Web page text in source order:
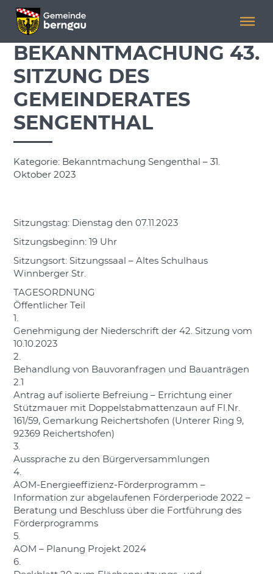
Menü überspringen
Menü überspringen
BEKANNTMACHUNG 43.
SITZUNG DES
GEMEINDERATES
SENGENTHAL
Kategorie: Bekanntmachung Sengenthal – 31.
Oktober 2023
Sitzungstag: Dienstag den 07.11.2023
Sitzungsbeginn: 19 Uhr
Sitzungsort: Sitzungssaal – Altes Schulhaus
Winnberger Str.
TAGESORDNUNG
Öffentlicher Teil
1.
Genehmigung der Niederschrift der 42. Sitzung vom
10.10.2023
2.
Behandlung von Bauvoranfragen und Bauanträgen
2.1
Antrag auf isolierte Befreiung – Errichtung einer
Stützmauer mit Doppelstabmattenzaun auf Fl.Nr.
161/59, Gemarkung Reichertshofen (Unterer Ring 9,
92369 Reichertshofen)
3.
Aussprache zu den Bürgerversammlungen
4.
AOM-Energieeffizienz-Förderprogramm –
Information zur abgelaufenen Förderperiode 2022 –
Beratung und Beschluss über die Fortführung des
Förderprogramms
5.
AOM – Planung Projekt 2024
6.